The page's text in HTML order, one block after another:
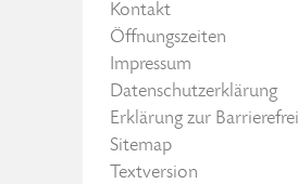
Kontakt
Öffnungszeiten
Impressum
Datenschutzerklärung
Erklärung zur
Sitemap
Textversion